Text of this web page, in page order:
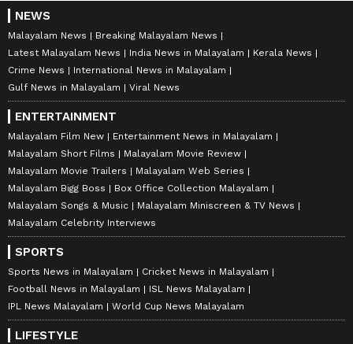
NEWS
Malayalam News
Breaking Malayalam News
Latest Malayalam News
India News in Malayalam
Kerala News
Crime News
International News in Malayalam
Gulf News in Malayalam
Viral News
ENTERTAINMENT
Malayalam Film New
Entertainment News in Malayalam
Malayalam Short Films
Malayalam Movie Review
Malayalam Movie Trailers
Malayalam Web Series
Malayalam Bigg Boss
Box Office Collection Malayalam
Malayalam Songs & Music
Malayalam Miniscreen & TV News
Malayalam Celebrity Interviews
SPORTS
Sports News in Malayalam
Cricket News in Malayalam
Football News in Malayalam
ISL News Malayalam
IPL News Malayalam
World Cup News Malayalam
LIFESTYLE